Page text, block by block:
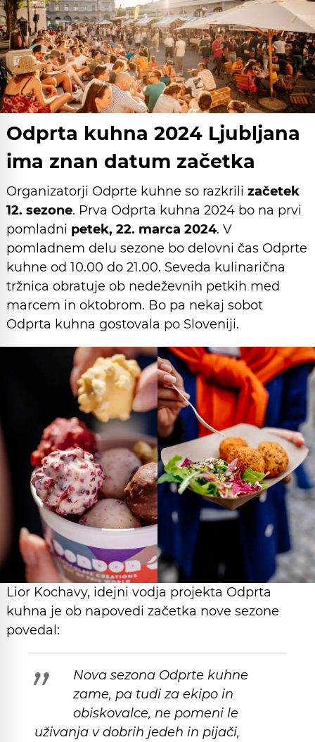
Odprta kuhna 2024 Ljubljana
ima znan datum začetka
Organizatorji Odprte kuhne so razkrili začetek
12. sezone. Prva Odprta kuhna 2024 bo na prvi
pomladni petek, 22. marca 2024. V
pomladnem delu sezone bo delovni čas Odprte
kuhne od 10.00 do 21.00. Seveda kulinarična
tržnica obratuje ob nedeževnih petkih med
marcem in oktobrom. Bo pa nekaj sobot
Odprta kuhna gostovala po Sloveniji.
Lior Kochavy, idejni vodja projekta Odprta
kuhna je ob napovedi začetka nove sezone
povedal:
Nova sezona Odprte kuhne
zame, pa tudi za ekipo in
obiskovalce, ne pomeni le
uživanja v dobrih jedeh in pijači,